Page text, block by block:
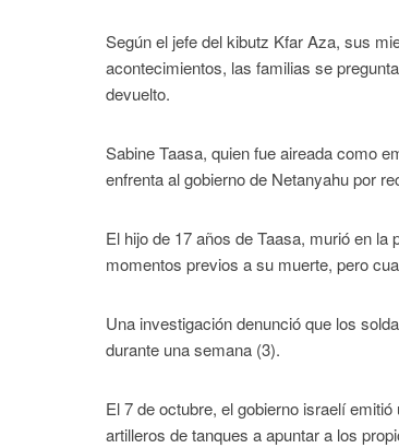
Según el jefe del kibutz Kfar Aza, sus
acontecimientos, las familias se
devuelto.
Sabine Taasa, quien fue aireada como
enfrenta al gobierno de Netanyahu por
El hijo de 17 años de Taasa, murió en
momentos previos a su muerte, pero
Una investigación denunció que los
durante una semana (3).
El 7 de octubre, el gobierno israelí emitió
artilleros de tanques a apuntar a los